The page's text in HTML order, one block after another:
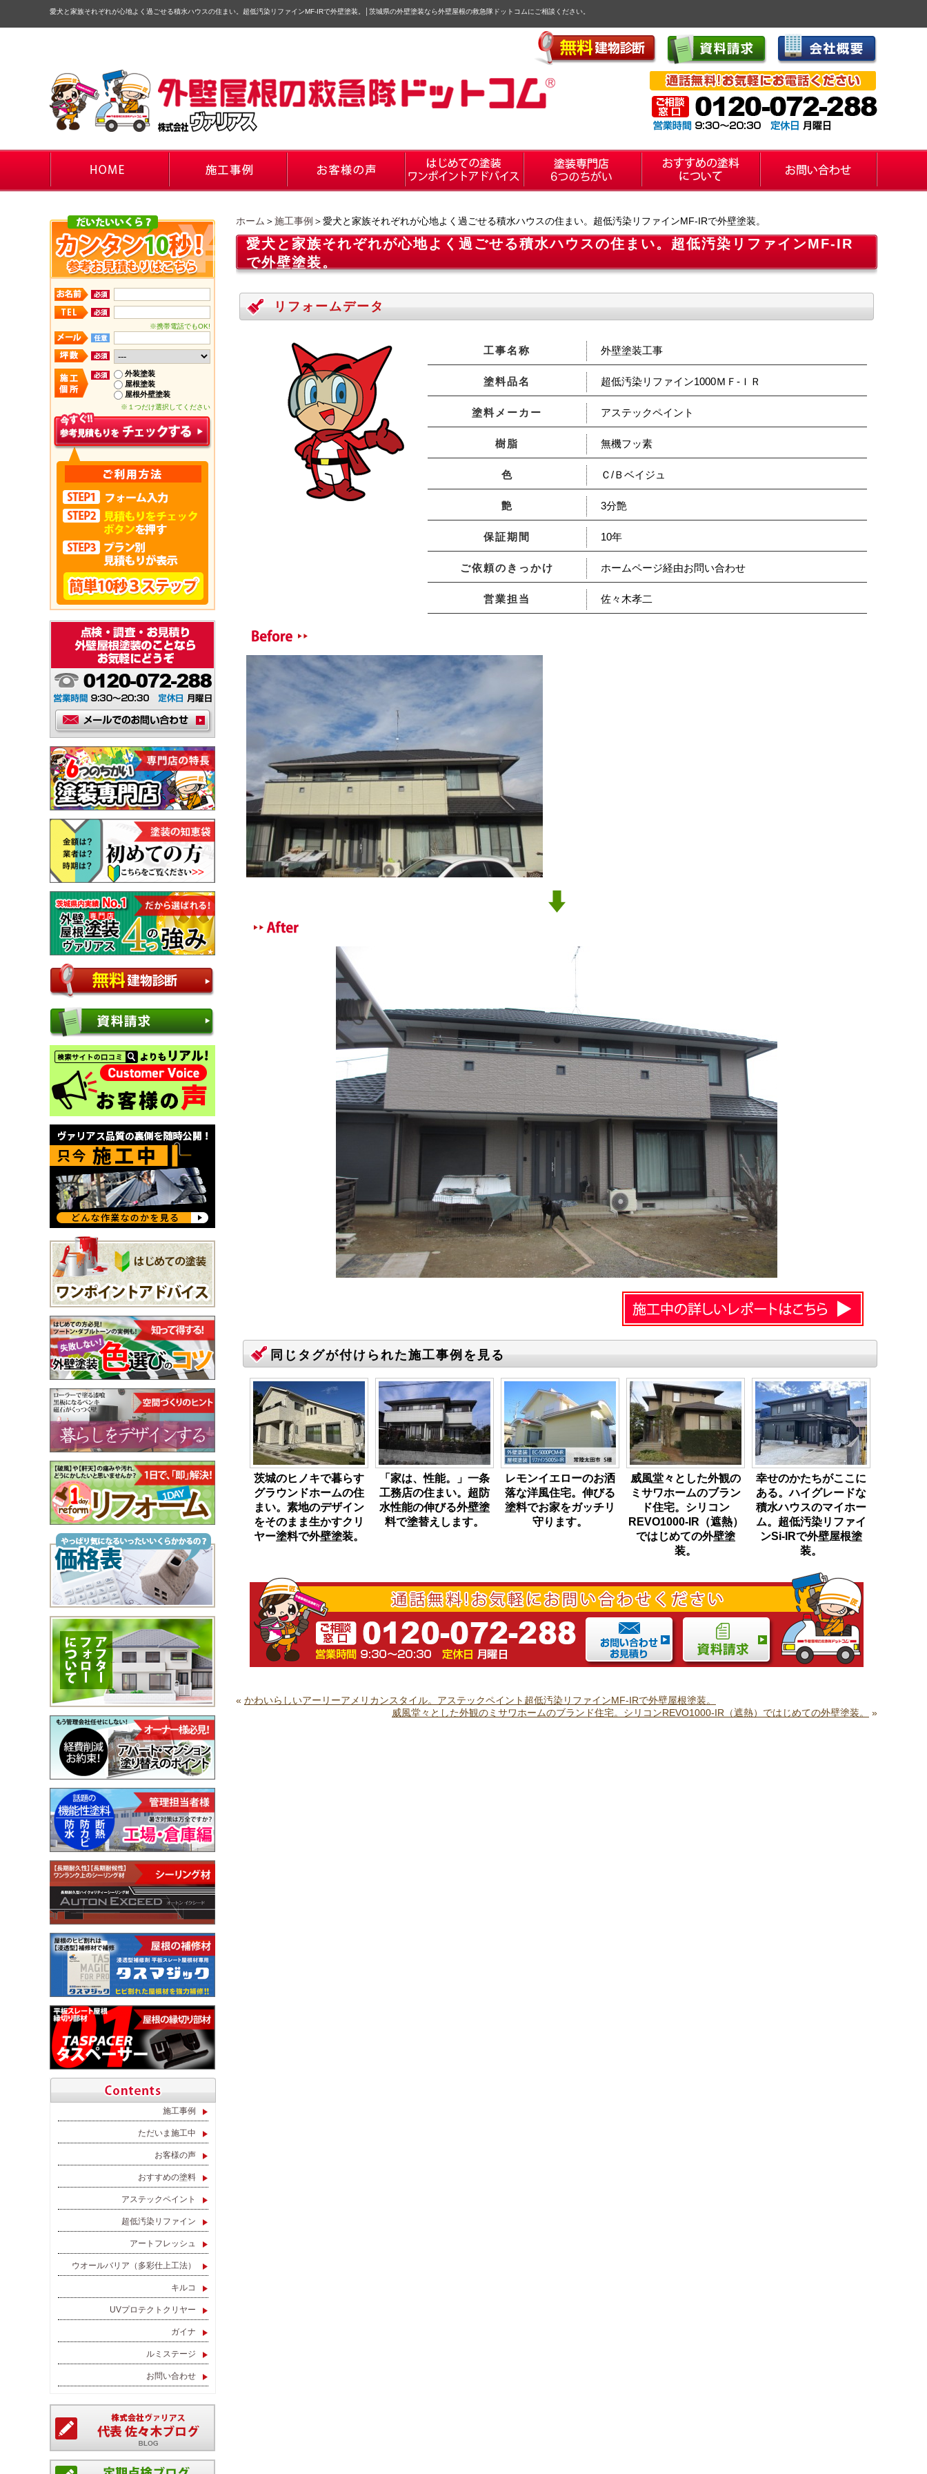
愛犬と家族それぞれが心地よく過ごせる積水ハウスの住まい。超低汚染リファインMF-IRで外壁塗装。 茨城県の外壁塗装なら外壁屋根の救急隊ドットコムにご相談ください。
ホーム ＞施工事例 ＞愛犬と家族それぞれが心地よく過ごせる積水ハウスの住まい。超低汚染リファインMF-IRで外壁塗装。
愛犬と家族それぞれが心地よく過ごせる積水ハウスの住まい。超低汚染リファインMF-IR
で外壁塗装。
リフォームデータ
工事名称 外壁塗装工事
塗料品名 超低汚染リファイン1000ＭＦ-ＩＲ
塗料メーカー アステックペイント
樹脂 無機フッ素
色 Ｃ/Ｂベイジュ
艶 3分艶
保証期間 10年
ご依頼のきっかけ ホームページ経由お問い合わせ
営業担当 佐々木孝二
同じタグが付けられた施工事例を見る
茨城のヒノキで暮らす
グラウンドホームの住
まい。素地のデザイン
をそのまま生かすクリ
ヤー塗料で外壁塗装。
「家は、性能。」一条
工務店の住まい。超防
水性能の伸びる外壁塗
料で塗替えします。
レモンイエローのお洒
落な洋風住宅。伸びる
塗料でお家をガッチリ
守ります。
威風堂々とした外観の
ミサワホームのブラン
ド住宅。シリコン
REVO1000-IR（遮熱）
ではじめての外壁塗
装。
幸せのかたちがここに
ある。ハイグレードな
積水ハウスのマイホー
ム。超低汚染リファイ
ンSi-IRで外壁屋根塗
装。
« かわいらしいアーリーアメリカンスタイル。アステックペイント超低汚染リファインMF-IRで外壁屋根塗装。
威風堂々とした外観のミサワホームのブランド住宅。シリコンREVO1000-IR（遮熱）ではじめての外壁塗装。
»
※携帯電話でもOK!
外装塗装
屋根塗装
屋根外壁塗装
※１つだけ選択してください
施工事例
ただいま施工中
お客様の声
おすすめの塗料
アステックペイント
超低汚染リファイン
アートフレッシュ
ウオールバリア（多彩仕上工法）
キルコ
UVプロテクトクリヤー
ガイナ
ルミステージ
お問い合わせ